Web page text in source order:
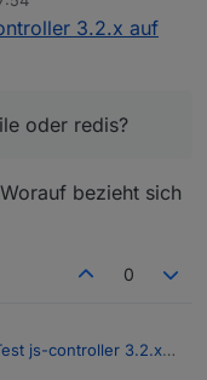
3.2.x auf
oder redis?
bezieht sich
0
js-controller 3.2.x